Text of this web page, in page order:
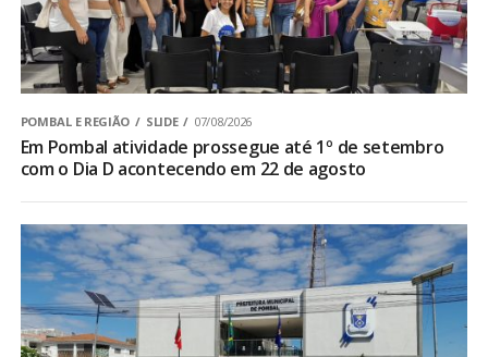
POMBAL E REGIÃO SLIDE 07/08/2026
Em Pombal atividade prossegue até 1º de setembro
com o Dia D acontecendo em 22 de agosto